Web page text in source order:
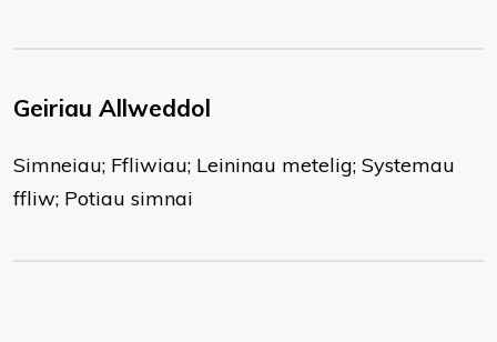
Geiriau Allweddol
Simneiau; Ffliwiau; Leininau metelig; Systemau
ffliw; Potiau simnai